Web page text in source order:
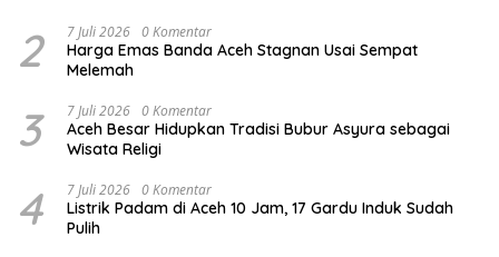
2 7 Juli 2026 0 Komentar
Harga Emas Banda Aceh Stagnan Usai Sempat
Melemah
3 7 Juli 2026 0 Komentar
Aceh Besar Hidupkan Tradisi Bubur Asyura sebagai
Wisata Religi
4 7 Juli 2026 0 Komentar
Listrik Padam di Aceh 10 Jam, 17 Gardu Induk Sudah
Pulih